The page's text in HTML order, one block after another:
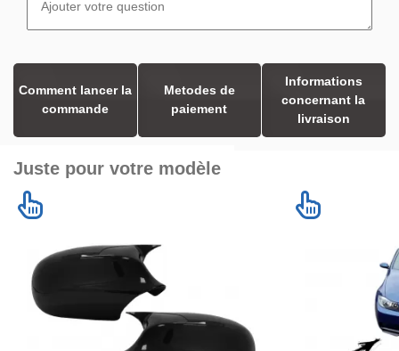
Comment lancer la
commande
Metodes de
paiement
Informations
concernant la
livraison
Juste pour votre modèle